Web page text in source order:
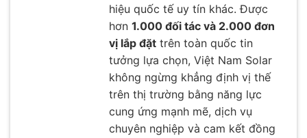
hiệu quốc tế uy tín khác. Được
hơn 1.000 đối tác và 2.000 đơn
vị lắp đặt trên toàn quốc tin
tưởng lựa chọn, Việt Nam Solar
không ngừng khẳng định vị thế
trên thị trường bằng năng lực
cung ứng mạnh mẽ, dịch vụ
chuyên nghiệp và cam kết đồng